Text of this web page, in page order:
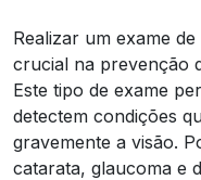
Realizar um exame de
crucial na prevenção
Este tipo de exame
detectem condições
gravemente a visão.
catarata, glaucoma e